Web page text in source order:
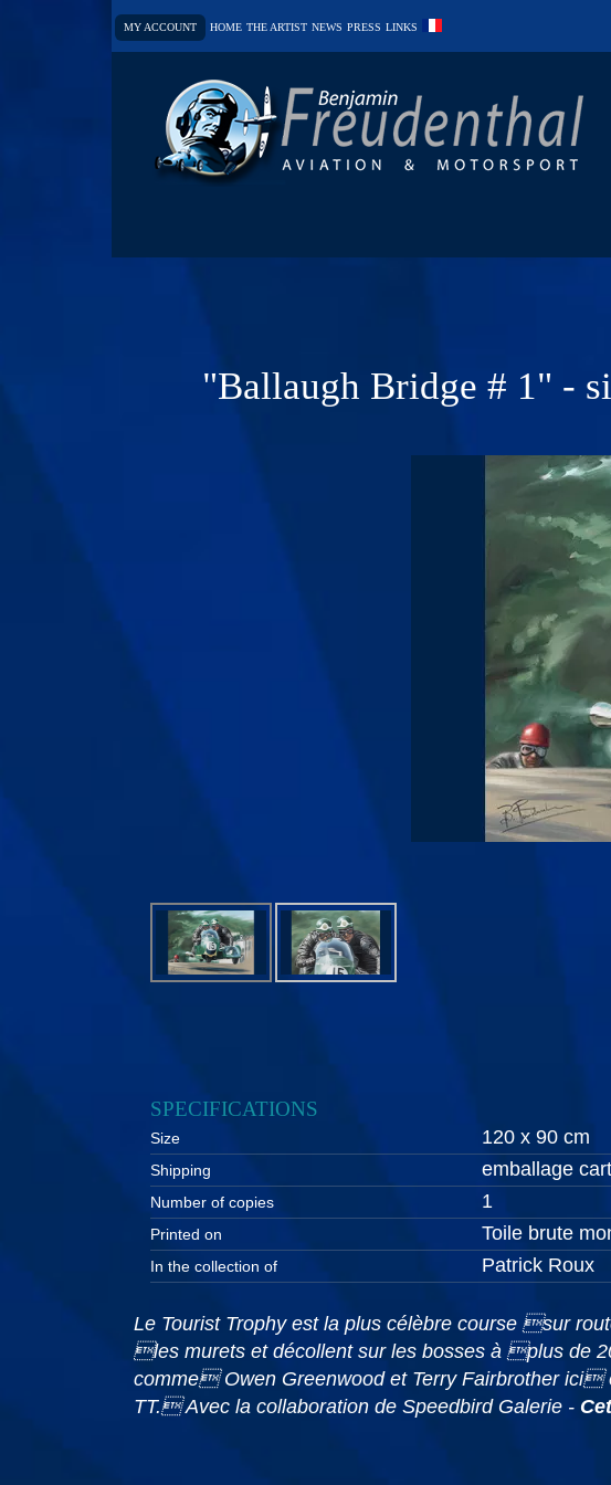
MY ACCOUNT HOME THE ARTIST NEWS PRESS LINKS
"Ballaugh Bridge # 1" -
SPECIFICATIONS
Size 120 x 90 cm
Shipping emballage
Number of copies 1
Printed on Toile brute
In the collection of Patrick Roux
Le Tourist Trophy est la plus célèbre course sur
les murets et décollent sur les bosses à plus de
comme Owen Greenwood et Terry Fairbrother
TT. Avec la collaboration de Speedbird Galerie -